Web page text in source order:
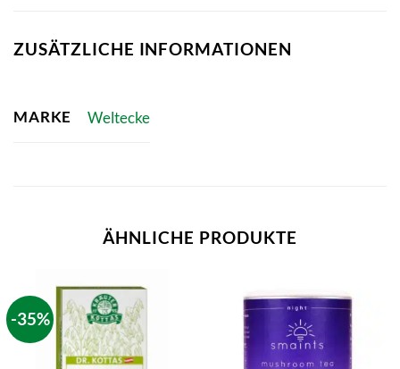
ZUSÄTZLICHE INFORMATIONEN
MARKE Weltecke
ÄHNLICHE PRODUKTE
-35%